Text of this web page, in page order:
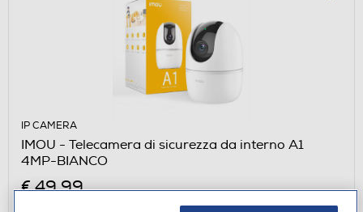
IP CAMERA
IMOU - Telecamera di sicurezza da interno A1
4MP-BIANCO
€ 49,99